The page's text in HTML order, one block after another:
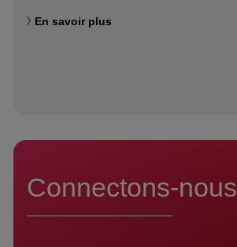
En savoir plus
Connectons-nous